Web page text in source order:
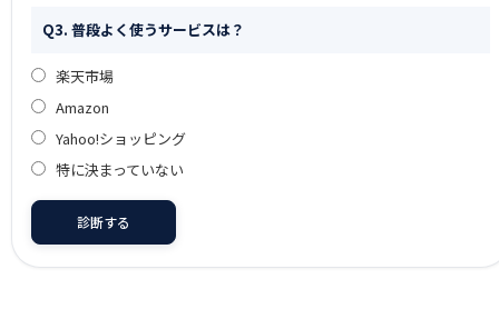
Q3. 普段よく使うサービスは？
楽天市場
Amazon
Yahoo!ショッピング
特に決まっていない
診断する